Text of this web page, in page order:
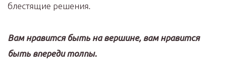
блестящие решения.
Вам нравится быть на вершине, вам нравится
быть впереди толпы.